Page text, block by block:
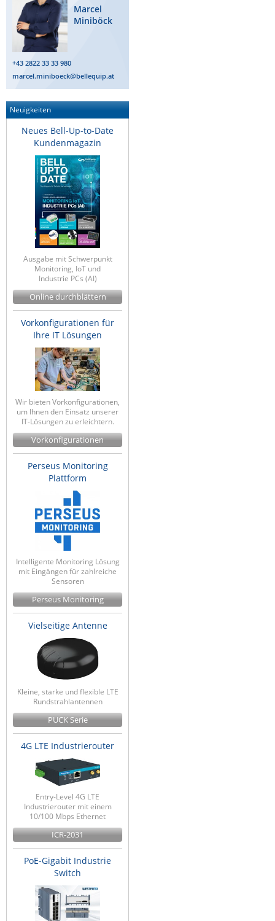
Unwired Networks
Vision
WATTECO
Westermo
Yuasa
ZPE Systems
News zu unseren Herstellern
Marcel
Miniböck
+43 2822 33 33 980
marcel.miniboeck@bellequip.at
Neuigkeiten
Neues Bell-Up-to-Date
Kundenmagazin
Ausgabe mit Schwerpunkt
Monitoring, IoT und
Industrie PCs (AI)
Online durchblättern
Vorkonfigurationen für
Ihre IT Lösungen
Wir bieten Vorkonfigurationen,
um Ihnen den Einsatz unserer
IT-Lösungen zu erleichtern.
Vorkonfigurationen
Perseus Monitoring
Plattform
Intelligente Monitoring Lösung
mit Eingängen für zahlreiche
Sensoren
Perseus Monitoring
Vielseitige Antenne
Kleine, starke und flexible LTE
Rundstrahlantennen
PUCK Serie
4G LTE Industrierouter
Entry-Level 4G LTE
Industrierouter mit einem
10/100 Mbps Ethernet
ICR-2031
PoE-Gigabit Industrie
Switch